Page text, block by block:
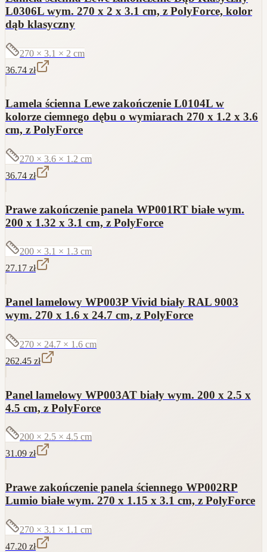
L0306L wym. 270 x 2 x 3.1 cm, z PolyForce, kolor
dąb klasyczny
270 × 3.1 × 2 cm
36.74 zł
Lamela ścienna Lewe zakończenie L0104L w
kolorze ciemnego dębu o wymiarach 270 x 1.2 x 3.6
cm, z PolyForce
270 × 3.6 × 1.2 cm
36.74 zł
Prawe zakończenie panela WP001RT białe wym.
200 x 1.32 x 3.1 cm, z PolyForce
200 × 3.1 × 1.3 cm
27.17 zł
Panel lamelowy WP003P Vivid biały RAL 9003
wym. 270 x 1.6 x 24.7 cm, z PolyForce
270 × 24.7 × 1.6 cm
262.45 zł
Panel lamelowy WP003AT biały wym. 200 x 2.5 x
4.5 cm, z PolyForce
200 × 2.5 × 4.5 cm
31.09 zł
Prawe zakończenie panela ściennego WP002RP
Lumio białe wym. 270 x 1.15 x 3.1 cm, z PolyForce
270 × 3.1 × 1.1 cm
47.20 zł